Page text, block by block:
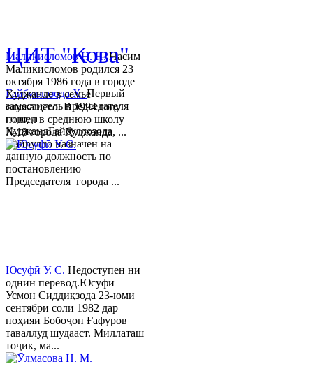
Гайбуллозода Х.Первый
заместитель председателя
города
ХуджандГайбуллозода
Хайрулло назначен на
данную должность по
постановлению
Председателя города ...
Маликисломов Н. Н.Насим
Маликисломов родился 23
октября 1986 года в городе
Худжанде в семье
служащего. В 1994 году
пошел в среднюю школу
№18 города Худжанда, ...
Юсуфӣ У. C. Недоступен ни
однин перевод.Юсуфӣ
Усмон Сиддиқзода 23-юми
сентябри соли 1982 дар
ноҳияи Бобоҷон Ғафуров
таваллуд шудааст. Миллаташ
тоҷик, ма...
ЦИТ "Кова"